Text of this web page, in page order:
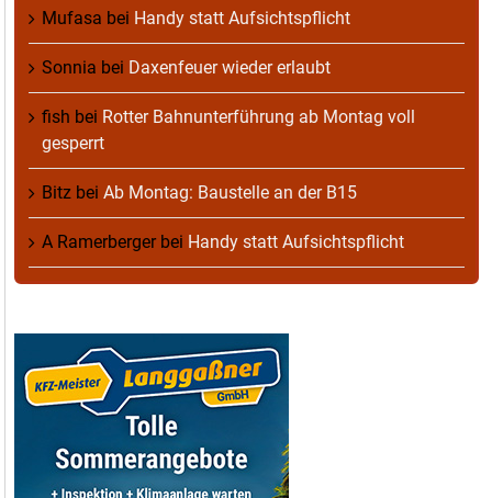
Mufasa bei Handy statt Aufsichtspflicht
Sonnia bei Daxenfeuer wieder erlaubt
fish bei Rotter Bahnunterführung ab Montag voll
gesperrt
Bitz bei Ab Montag: Baustelle an der B15
A Ramerbergerbei Handy statt Aufsichtspflicht